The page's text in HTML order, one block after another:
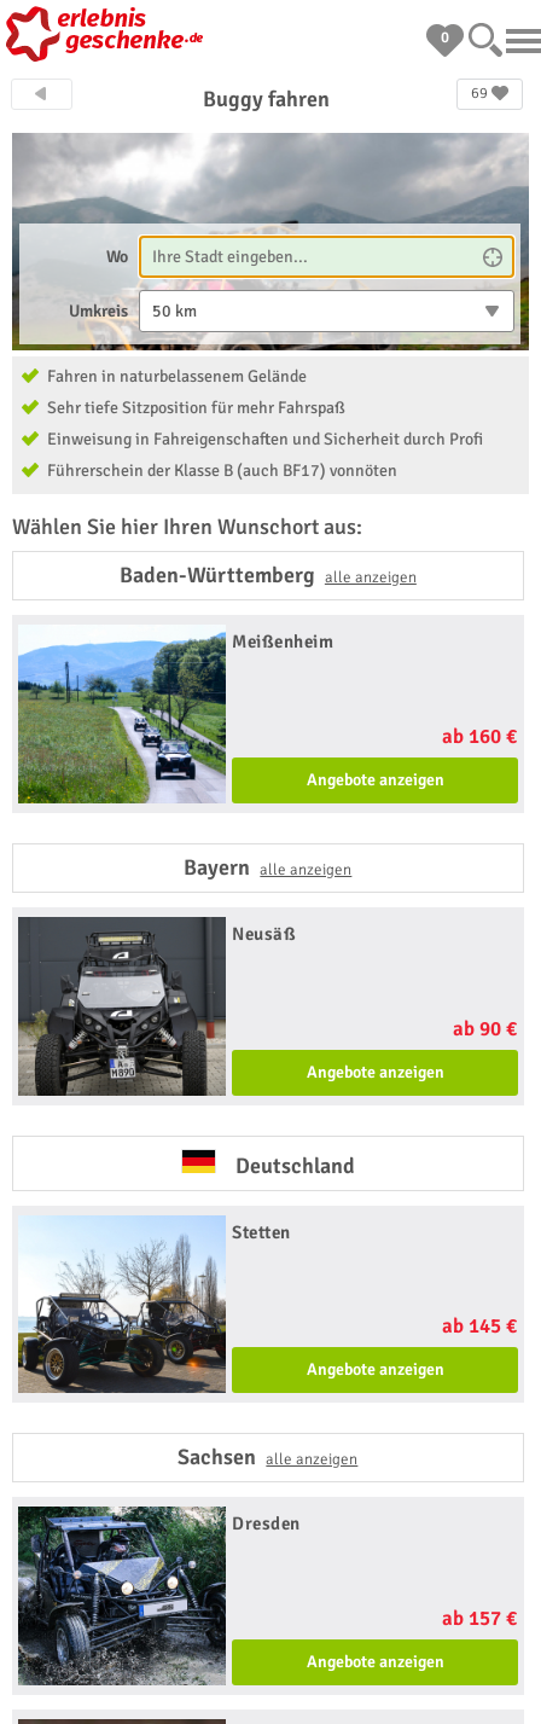
0
69
Buggy fahren
Wo
Umkreis 50 km
Fahren in naturbelassenem Gelände
Sehr tiefe Sitzposition für mehr Fahrspaß
Einweisung in Fahreigenschaften und Sicherheit durch Profi
Führerschein der Klasse B (auch BF17) vonnöten
Wählen Sie hier Ihren Wunschort aus:
Baden-Württemberg alle anzeigen
Meißenheim
ab 160 €
Angebote anzeigen
Bayernalle anzeigen
Neusäß
ab 90 €
Angebote anzeigen
Deutschland
Stetten
ab 145 €
Angebote anzeigen
Sachsenalle anzeigen
Dresden
ab 157 €
Angebote anzeigen